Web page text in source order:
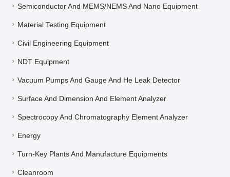
Semiconductor And MEMS/NEMS And Nano Equipment
Material Testing Equipment
Civil Engineering Equipment
NDT Equipment
Vacuum Pumps And Gauge And He Leak Detector
Surface And Dimension And Element Analyzer
Spectrocopy And Chromatography Element Analyzer
Energy
Turn-Key Plants And Manufacture Equipments
Cleanroom